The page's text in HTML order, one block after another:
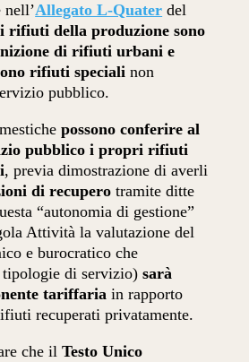
nell’Allegato L-Quater del
i rifiuti della produzione sono
di rifiuti urbani e
rifiuti speciali non
pubblico.
possono conferire al
pubblico i propri rifiuti
, previa dimostrazione di averli
di recupero tramite ditte
“autonomia di gestione”
Attività la valutazione del
e burocratico che
tipologie di servizio)sarà
tariffaria in rapporto
recuperati privatamente.
che ilTesto Unico